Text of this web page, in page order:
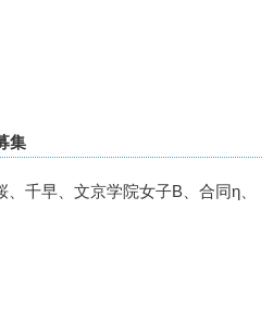
集
千早、文京学院女子B、合同η、